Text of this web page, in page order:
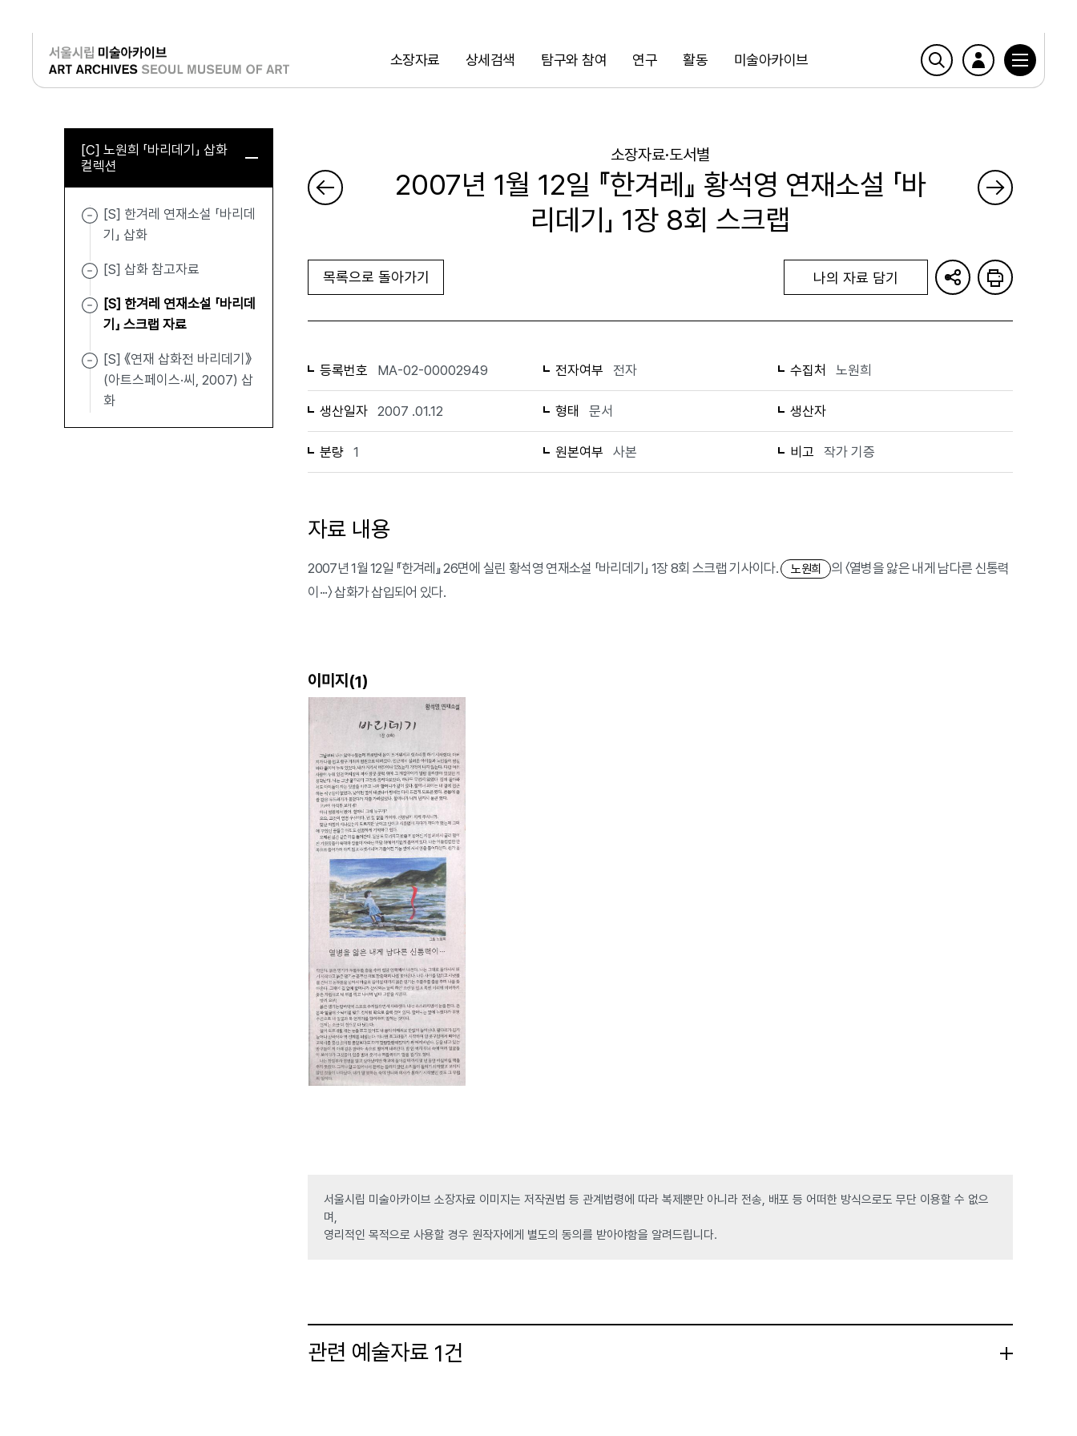
소장자료 상세검색 탐구와 참여 연구 활동 미술아카이브
검색
로그인
[C] 노원희 「바리데기」 삽화
컬렉션
[S] 한겨레 연재소설 「바리데
기」 삽화
[S] 삽화 참고자료
[S] 한겨레 연재소설 「바리데
기」 스크랩 자료
[S] 《연재 삽화전 바리데기》
(아트스페이스·씨, 2007) 삽
화
소장자료·도서별
2007년 1월 12일 『한겨레』 황석영 연재소설 「바
리데기」 1장 8회 스크랩
목록으로 돌아가기 나의 자료 담기
등록번호 MA-02-00002949 전자여부 전자 수집처 노원희
생산일자 2007 .01.12 형태 문서 생산자
분량 1 원본여부 사본 비고 작가 기증
자료 내용
2007년 1월 12일 『한겨레』 26면에 실린 황석영 연재소설 「바리데기」 1장 8회 스크랩 기사이다. 노원희
의 〈열병을 앓은 내게 남다른 신통력
이···〉 삽화가 삽입되어 있다.
이미지(1)
서울시립 미술아카이브 소장자료 이미지는 저작권법 등 관계법령에 따라 복제뿐만 아니라 전송, 배포 등 어떠한 방식으로도 무단 이용할 수 없으
며,
영리적인 목적으로 사용할 경우 원작자에게 별도의 동의를 받아야함을 알려드립니다.
관련 예술자료 1건